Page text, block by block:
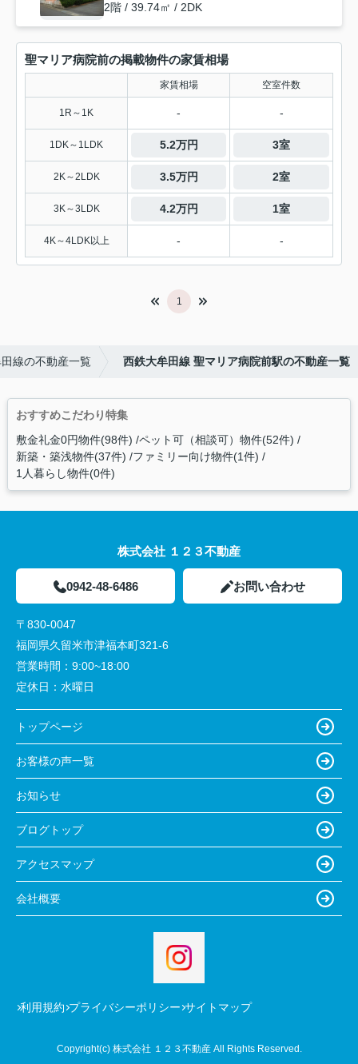
2階 / 39.74㎡ / 2DK
聖マリア病院前の掲載物件の家賃相場
家賃相場 空室件数
1R～1K - -
1DK～1LDK 5.2万円 3室
2K～2LDK 3.5万円 2室
3K～3LDK 4.2万円 1室
4K～4LDK以上 - -
1
線の不動産一覧 西鉄大牟田線 聖マリア病院前駅の不動産一覧
おすすめこだわり特集
敷金礼金0円物件(98件) ペット可（相談可）物件(52件)
新築・築浅物件(37件) ファミリー向け物件(1件)
1人暮らし物件(0件)
株式会社 １２３不動産
0942-48-6486 お問い合わせ
〒830-0047
福岡県久留米市津福本町321-6
営業時間： 9:00~18:00
定休日： 水曜日
トップページ
お客様の声一覧
お知らせ
ブログトップ
アクセスマップ
会社概要
利用規約 プライバシーポリシー サイトマップ
Copyright(c) 株式会社 １２３不動産 All Rights Reserved.